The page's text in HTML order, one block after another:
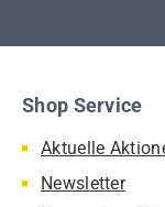
Shop Service
Aktuelle
Newsletter